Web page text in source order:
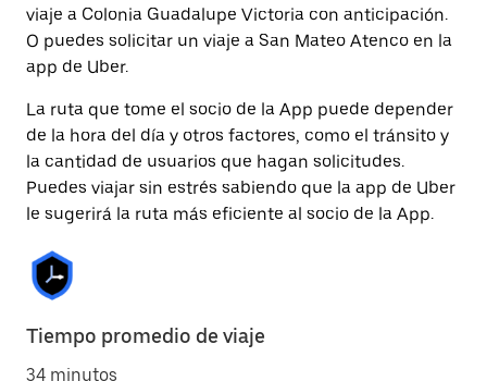
viaje a Colonia Guadalupe Victoria con anticipación.
O puedes solicitar un viaje a San Mateo Atenco en la
app de Uber.
La ruta que tome el socio de la App puede depender
de la hora del día y otros factores, como el tránsito y
la cantidad de usuarios que hagan solicitudes.
Puedes viajar sin estrés sabiendo que la app de Uber
le sugerirá la ruta más eficiente al socio de la App.
Tiempo promedio de viaje
34 minutos